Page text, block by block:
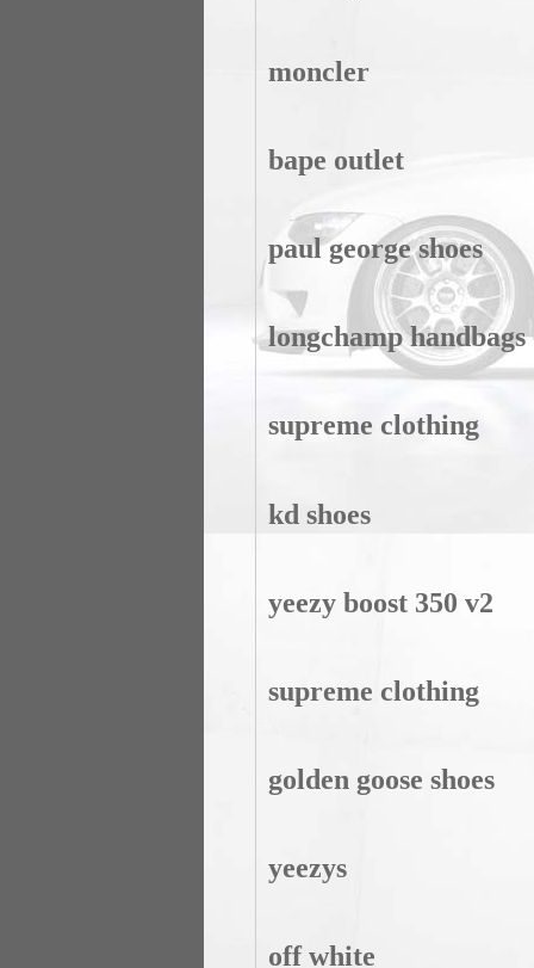
moncler
bape outlet
paul george shoes
longchamp handbags
supreme clothing
kd shoes
yeezy boost 350 v2
supreme clothing
golden goose shoes
yeezys
off white